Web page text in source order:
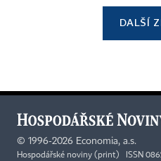
DALŠÍ
© 1996-2026 Economia, a.s.
Hospodářské noviny (print) ISSN